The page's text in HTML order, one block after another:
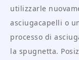
utilizzarle
asciugacapelli o
processo di
la spugnetta.